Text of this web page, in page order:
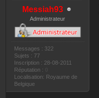
Messiah93
Administrateur
Messages : 322
Sujets : 77
Inscription : 28-08-2011
Réputation :
Localisation: Royaume de
Belgique